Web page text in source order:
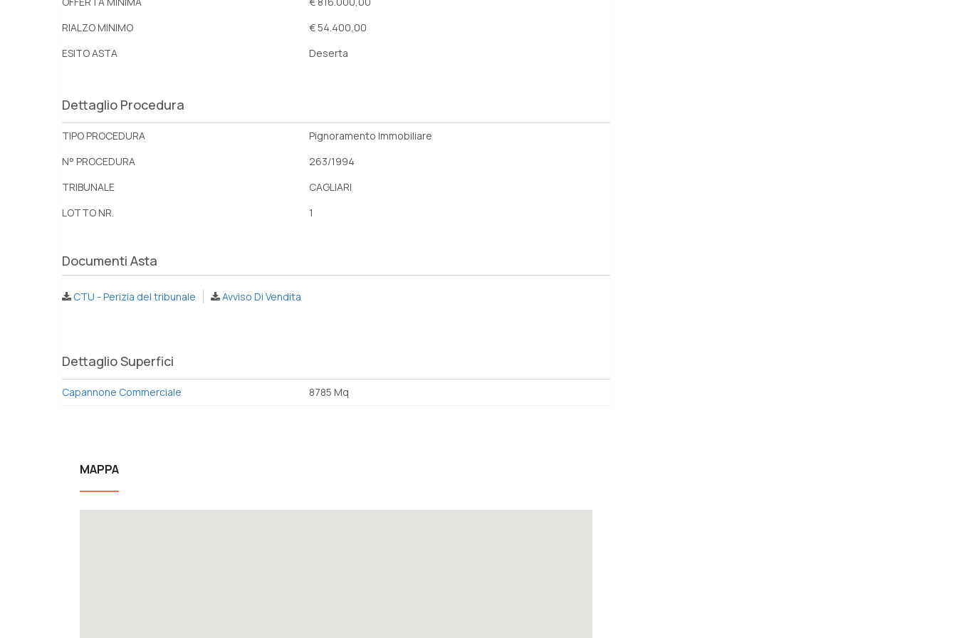
RIALZO MINIMO
€ 54.400,00
ESITO ASTA
Deserta
Dettaglio Procedura
TIPO PROCEDURA
Pignoramento Immobiliare
N° PROCEDURA
263/1994
TRIBUNALE
CAGLIARI
LOTTO NR.
1
Documenti Asta
CTU - Perizia del tribunale Avviso Di Vendita
Dettaglio Superfici
Capannone Commerciale 8785 Mq
MAPPA